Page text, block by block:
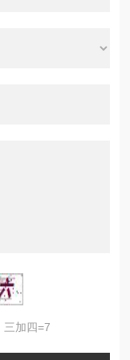
三加四=7